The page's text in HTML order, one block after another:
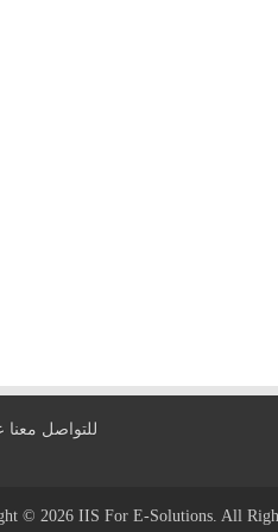
للتواصل معنا عبر الهاتف
© 2026 IIS For E-Solutions. All